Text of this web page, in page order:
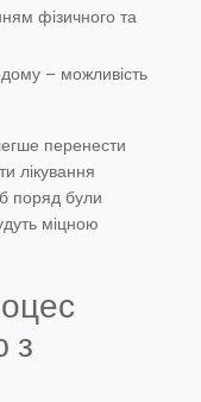
фізичного та
– можливість
перенести
лікування
поряд були
міцною
з